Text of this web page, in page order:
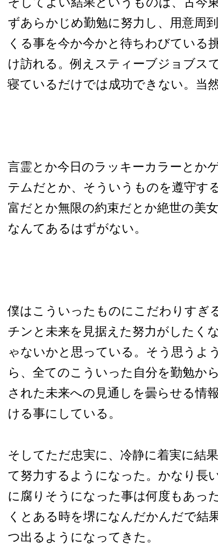
ずあらかじめ勤勉に努力し、用意周
くる事を今か今かと待ちわびている
け訪れる。例えスティーブジョブス
寝ているだけでは成功できない。当
言霊とか今日のラッキーカラーとか
テムだとか、そういうものを遵守す
富だとか無限の約束だとか絶世の美
なんてあるはずがない。
僕はこういったものにこだわりすぎ
チンと未来を見据えた努力がしたく
ゃないかと思っている。そう思うよ
ら、全てのこういった自分を勤勉か
された未来への見通しを曇らせる情
ける事にしている。
そしてただ忠実に、冷静に着実に結
て努力するようになった。かなり長
に腐りそうになった事は何度もあっ
くとある時を堺になんだかんだで結
つ出るようになってきた。